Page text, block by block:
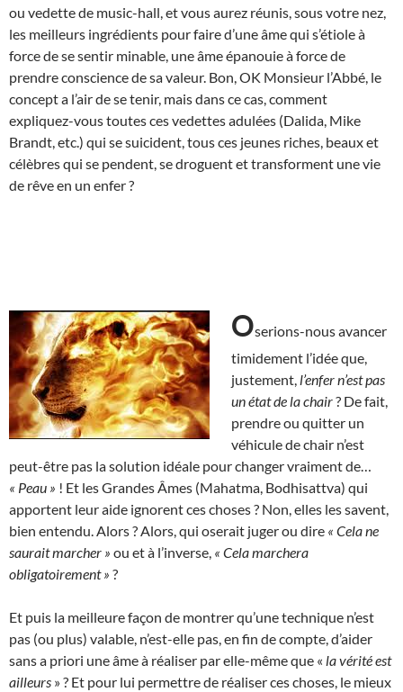
ou vedette de music-hall, et vous aurez réunis, sous votre nez,
les meilleurs ingrédients pour faire d’une âme qui s’étiole à
force de se sentir minable, une âme épanouie à force de
prendre conscience de sa valeur. Bon, OK Monsieur l’Abbé, le
concept a l’air de se tenir, mais dans ce cas, comment
expliquez-vous toutes ces vedettes adulées (Dalida, Mike
Brandt, etc.) qui se suicident, tous ces jeunes riches, beaux et
célèbres qui se pendent, se droguent et transforment une vie
de rêve en un enfer ?
Oserions-nous avancer
timidement l’idée que,
justement, l’enfer n’est pas
un état de la chair? De fait,
prendre ou quitter un
véhicule de chair n’est
peut-être pas la solution idéale pour changer vraiment de…
« Peau » ! Et les Grandes Âmes (Mahatma, Bodhisattva) qui
apportent leur aide ignorent ces choses ? Non, elles les savent,
bien entendu. Alors ? Alors, qui oserait juger ou dire « Cela ne
saurait marcher » ou et à l’inverse, « Cela marchera
obligatoirement » ?
Et puis la meilleure façon de montrer qu’une technique n’est
pas (ou plus) valable, n’est-elle pas, en fin de compte, d’aider
sans a priori une âme à réaliser par elle-même que « la vérité est
ailleurs » ? Et pour lui permettre de réaliser ces choses, le mieux